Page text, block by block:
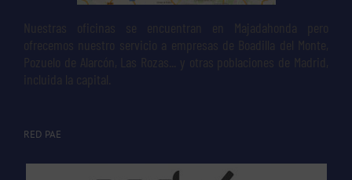
Nuestras oficinas se encuentran en Majadahonda pero
ofrecemos nuestro servicio a empresas de Boadilla del Monte,
Pozuelo de Alarcón, Las Rozas... y otras poblaciones de Madrid,
incluida la capital.
RED PAE